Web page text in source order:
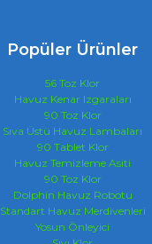
Popüler Ürünler
56 Toz Klor
Havuz Kenar Izgaraları
90 Toz Klor
Sıva Üstü Havuz Lambaları
90 Tablet Klor
Havuz Temizleme Asiti
90 Toz Klor
Dolphin Havuz Robotu
Standart Havuz Merdivenleri
Yosun Önleyici